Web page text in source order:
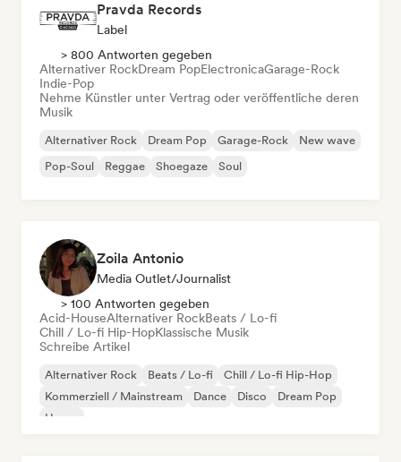
Pravda Records
Label
> 800 Antworten gegeben
Alternativer RockDream PopElectronicaGarage-Rock
Indie-Pop
Nehme Künstler unter Vertrag oder veröffentliche deren
Musik
Alternativer Rock Dream Pop Garage-Rock
New wave
Pop-Soul
Reggae Shoegaze Soul
Zoila Antonio
Media Outlet/Journalist
> 100 Antworten gegeben
Acid-HouseAlternativer RockBeats / Lo-fi
Chill / Lo-fi Hip-HopKlassische Musik
Schreibe Artikel
Alternativer Rock Beats / Lo-fi
Chill / Lo-fi Hip-Hop
Kommerziell / Mainstream
Dance Disco
Dream Pop
House